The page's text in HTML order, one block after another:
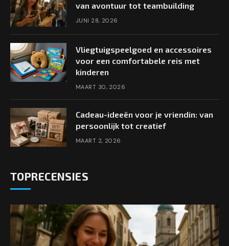
van avontuur tot teambuilding
JUNI 28, 2026
Vliegtuigspeelgoed en accessoires
voor een comfortabele reis met
kinderen
MAART 30, 2026
Cadeau-ideeën voor je vriendin: van
persoonlijk tot creatief
MAART 2, 2026
TOPRECENSIES